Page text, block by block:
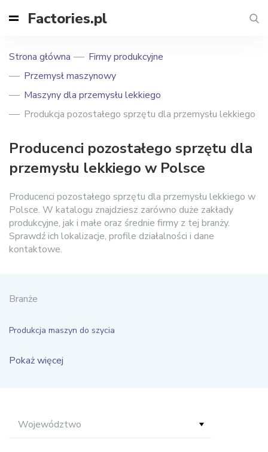
Factories.pl
Strona główna
Firmy produkcyjne
Przemysł maszynowy
Maszyny dla przemysłu lekkiego
Produkcja pozostałego sprzętu dla przemysłu lekkiego
Producenci pozostałego sprzętu dla
przemysłu lekkiego w Polsce
Producenci pozostałego sprzętu dla przemysłu lekkiego w
Polsce. W katalogu znajdziesz zarówno duże zakłady
produkcyjne, jak i małe oraz średnie firmy z tej branży.
Sprawdź ich lokalizacje, profile działalności i dane
kontaktowe.
Branże
Produkcja maszyn do szycia
Pokaż więcej
Województwo